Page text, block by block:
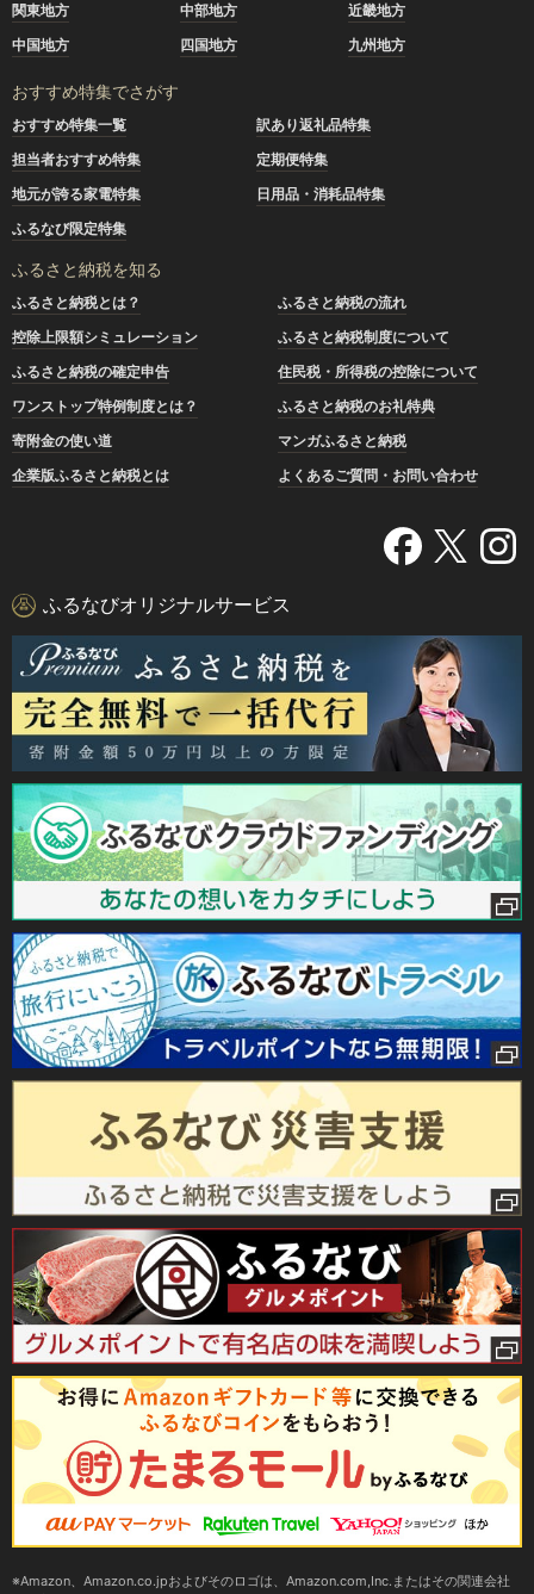
関東地方
中部地方
近畿地方
中国地方
四国地方 九州地方
おすすめ特集でさがす
おすすめ特集一覧
訳あり返礼品特集
担当者おすすめ特集
定期便特集
地元が誇る家電特集
日用品・消耗品特集
ふるなび限定特集
ふるさと納税を知る
ふるさと納税とは？
ふるさと納税の流れ
控除上限額シミュレーション
ふるさと納税制度について
ふるさと納税の確定申告
住民税・所得税の控除について
ワンストップ特例制度とは？
ふるさと納税のお礼特典
寄附金の使い道
マンガふるさと納税
企業版ふるさと納税とは
よくあるご質問・お問い合わせ
ふるなびオリジナルサービス
Amazon、Amazon.co.jpおよびそのロゴは、Amazon.com,Inc.またはその関連会社